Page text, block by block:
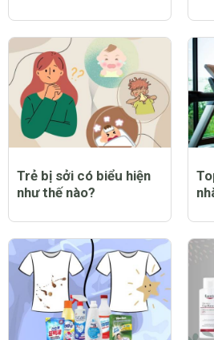
Trẻ bị sởi có biểu hiện
như thế nào?